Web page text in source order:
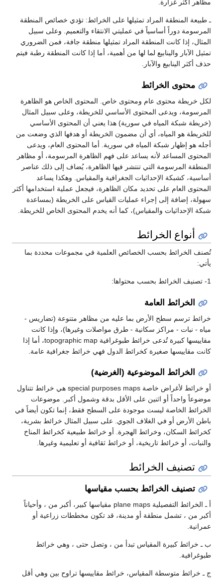
أكثر غزارة.
المنطقة المراد تمثيلها على الخرائط: تؤدي خصائص المنطقة
دوراً أساسياً في عمليتي الانتقاء والتعميم. وعلى سبيل
إذا كانت المنطقة المراد تمثيلها منطقة جافة، فمن الضروري
الآبار والينابيع لما لها من أهمية، أما إذا كانت المنطقة رطبة فيتم
أكثر الينابيع والآبار.
محتوى الخرائط
خريطة محتوى عام ومحتوى خاص. المحتوى الخاص هو الظاهرة
ويدعى المحتوى الأساسي للخريطة، وعلى سبيل المثال
شبكة المياه في سورية) هذا يعني أن المحتوى الأساسي
هو المياه، أي أن مضمون الخريطة أو هدفها الذي وضعت من
هو إظهار شبكة المياه في سورية. أما المحتوى العام، ويدعى
المساعد لأنه يساعد على فهم الظاهرة المرسومة، أو مظاهر
المرسومة التي تنتشر فيها الظاهرة، يُضاف إلى ذلك عناصر
كشبكة الإحداثيات الجغرافية والمقياس. وهكذا يساعد
العام على تحديد مكان الظاهرة، فيجعل عملية استخدامها أكثر
إضافة إلى إجراء عمليات القياس على الخريطة (بمساعدة
الإحداثيات والمقياس)، كما أنه يخدم المحتوى الخاص للخريطة.
أنواع الخرائط
الخرائط بحسب الخصائص العلمية في مجموعات محددة بما
الخرائط العامة
ترسم سطح الأرض بما عليه من مظاهر متنوعة (تضاريس -
- نبات - مراكز سكانية - طرق مواصلات وغيرها)، وإذا كانت
مقاييسها كبيرة تُدعى خرائط طبوغرافية topographic map، أما إذا
مقاييسها صغيرة كخرائط الدول فهي خرائط جغرافية عامة.
الخرائط الموضوعية (الغرضية)
أو خرائط لأغراض خاصة special purposes maps هي خرائط تتناول
واحداً أو اثنين على الأقل بدقة وشمول أكبر. موضوعات
الخاصة ليست موجودة على السطح فقط، إنما تكون أيضاً في
الأرض أو في الغلاف الجوي. على سبيل المثال خرائط بشرية،
السكان، وخرائط الهجرة. أو خرائط طبيعية كخرائط المناخ
أو خرائط تاريخية، أو خرائط ثقافية أو تعليمية وغيرها.
تصنيف الخرائط
تصنيف الخرائط بحسب مقياسها
أ ـ الخرائط التفصيلية plane maps مقياسها كبير، أكبر من ، وأحياناً
من ، تشمل منطقة أو مدينة، قد تكون مخططات زراعية أو
خرائط كبيرة المقياس تبدأ من ، وتصل حتى ، وهي خرائط
خرائط متوسطة المقياس، خرائط مقاييسها تراوح بين وهي أقل